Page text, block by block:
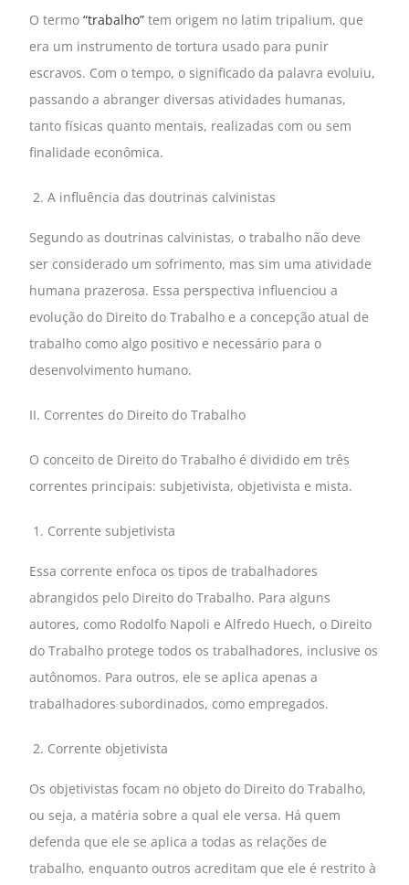
O termo“trabalho”tem origem no latim tripalium, que
era um instrumento de tortura usado para punir
escravos. Com o tempo, o significado da palavra evoluiu,
passando a abranger diversas atividades humanas,
tanto físicas quanto mentais, realizadas com ou sem
finalidade econômica.
A influência das doutrinas calvinistas
Segundo as doutrinas calvinistas, o trabalho não deve
ser considerado um sofrimento, mas sim uma atividade
humana prazerosa. Essa perspectiva influenciou a
evolução do Direito do Trabalho e a concepção atual de
trabalho como algo positivo e necessário para o
desenvolvimento humano.
II. Correntes do Direito do Trabalho
O conceito de Direito do Trabalho é dividido em três
correntes principais: subjetivista, objetivista e mista.
Corrente subjetivista
Essa corrente enfoca os tipos de trabalhadores
abrangidos pelo Direito do Trabalho. Para alguns
autores, como Rodolfo Napoli e Alfredo Huech, o Direito
do Trabalho protege todos os trabalhadores, inclusive os
autônomos. Para outros, ele se aplica apenas a
trabalhadores subordinados, como empregados.
Corrente objetivista
Os objetivistas focam no objeto do Direito do Trabalho,
ou seja, a matéria sobre a qual ele versa. Há quem
defenda que ele se aplica a todas as relações de
trabalho, enquanto outros acreditam que ele é restrito à